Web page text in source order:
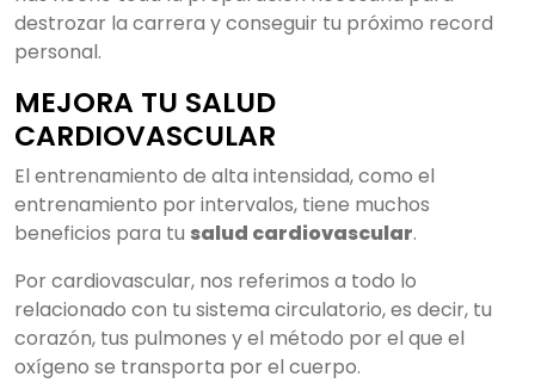
destrozar la carrera y conseguir tu próximo record
personal.
MEJORA TU SALUD
CARDIOVASCULAR
El entrenamiento de alta intensidad, como el
entrenamiento por intervalos, tiene muchos
beneficios para tu salud cardiovascular.
Por cardiovascular, nos referimos a todo lo
relacionado con tu sistema circulatorio, es decir, tu
corazón, tus pulmones y el método por el que el
oxígeno se transporta por el cuerpo.